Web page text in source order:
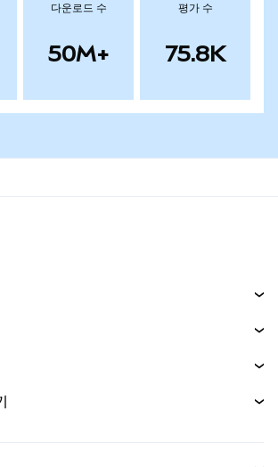
다운로드 수
50M+
평가 수
75.8K